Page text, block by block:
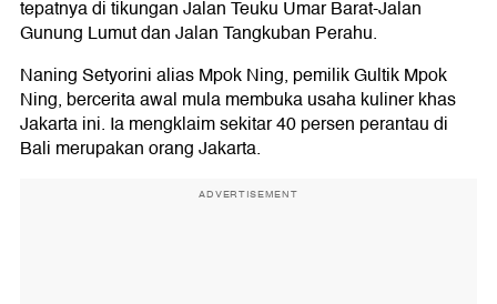
tepatnya di tikungan Jalan Teuku Umar Barat-Jalan
Gunung Lumut dan Jalan Tangkuban Perahu.
Naning Setyorini alias Mpok Ning, pemilik Gultik Mpok
Ning, bercerita awal mula membuka usaha kuliner khas
Jakarta ini. Ia mengklaim sekitar 40 persen perantau di
Bali merupakan orang Jakarta.
ADVERTISEMENT